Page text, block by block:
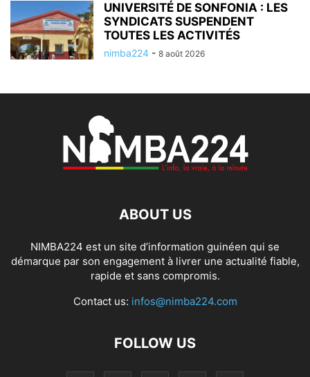
UNIVERSITÉ DE SONFONIA : LES
SYNDICATS SUSPENDENT
TOUTES LES ACTIVITÉS
nimba224 - 8 août 2026
ABOUT US
NIMBA224 est un site d’information guinéen qui se
démarque par son engagement à livrer une actualité fiable,
rapide et sans compromis.
Contact us: infos@nimba224.com
FOLLOW US